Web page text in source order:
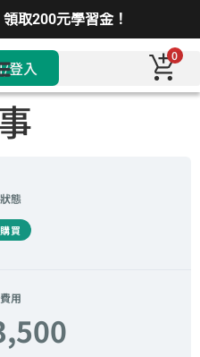
取200元學習金！
登入
0
態
買
用